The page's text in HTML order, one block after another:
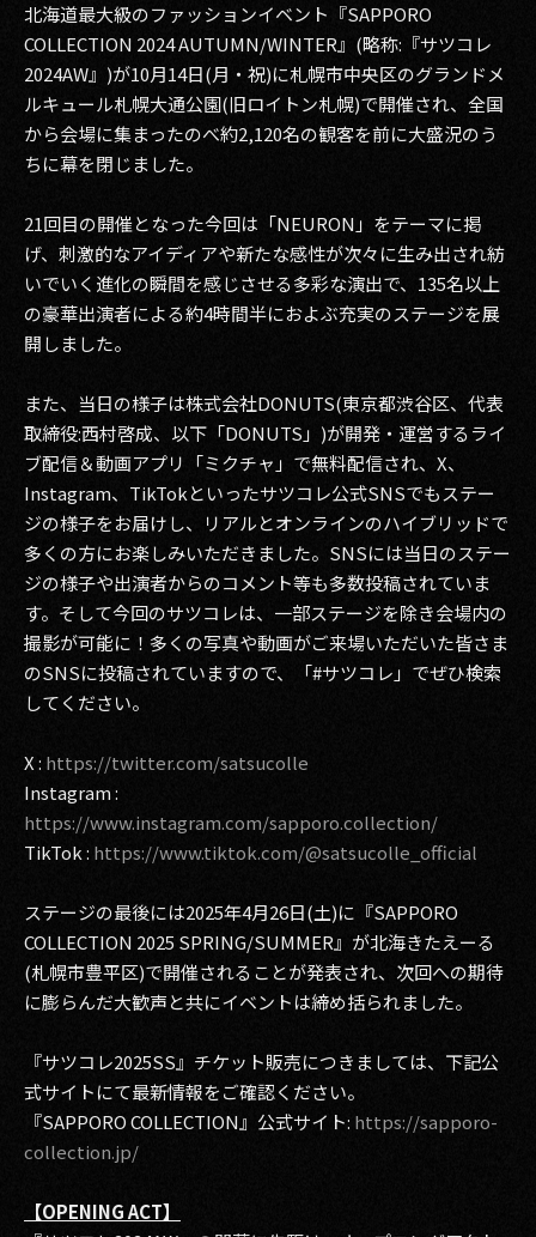
2025
2024
2023
2021
2020
2017
2016
2015
2014
2013
2009
北海道最大級のファッションイベント『SAPPORO
COLLECTION 2024 AUTUMN/WINTER』(略称:『サツコレ
2024AW』)が10月14日(月・祝)に札幌市中央区のグランドメ
ルキュール札幌大通公園(旧ロイトン札幌)で開催され、全国
から会場に集まったのべ約2,120名の観客を前に大盛況のう
ちに幕を閉じました。
21回目の開催となった今回は「NEURON」をテーマに掲
げ、刺激的なアイディアや新たな感性が次々に生み出され紡
いでいく進化の瞬間を感じさせる多彩な演出で、135名以上
の豪華出演者による約4時間半におよぶ充実のステージを展
開しました。
また、当日の様子は株式会社DONUTS(東京都渋谷区、代表
取締役:西村啓成、以下「DONUTS」)が開発・運営するライ
ブ配信＆動画アプリ「ミクチャ」で無料配信され、X、
Instagram、TikTokといったサツコレ公式SNSでもステー
ジの様子をお届けし、リアルとオンラインのハイブリッドで
多くの方にお楽しみいただきました。SNSには当日のステー
ジの様子や出演者からのコメント等も多数投稿されていま
す。そして今回のサツコレは、一部ステージを除き会場内の
撮影が可能に！多くの写真や動画がご来場いただいた皆さま
のSNSに投稿されていますので、「#サツコレ」でぜひ検索
してください。
X : https://twitter.com/satsucolle
Instagram :
https://www.instagram.com/sapporo.collection/
TikTok : https://www.tiktok.com/@satsucolle_official
ステージの最後には2025年4月26日(土)に『SAPPORO
COLLECTION 2025 SPRING/SUMMER』が北海きたえーる
(札幌市豊平区)で開催されることが発表され、次回への期待
に膨らんだ大歓声と共にイベントは締め括られました。
『サツコレ2025SS』チケット販売につきましては、下記公
式サイトにて最新情報をご確認ください。
『SAPPORO COLLECTION』公式サイト: https://sapporo-
collection.jp/
【OPENING ACT】